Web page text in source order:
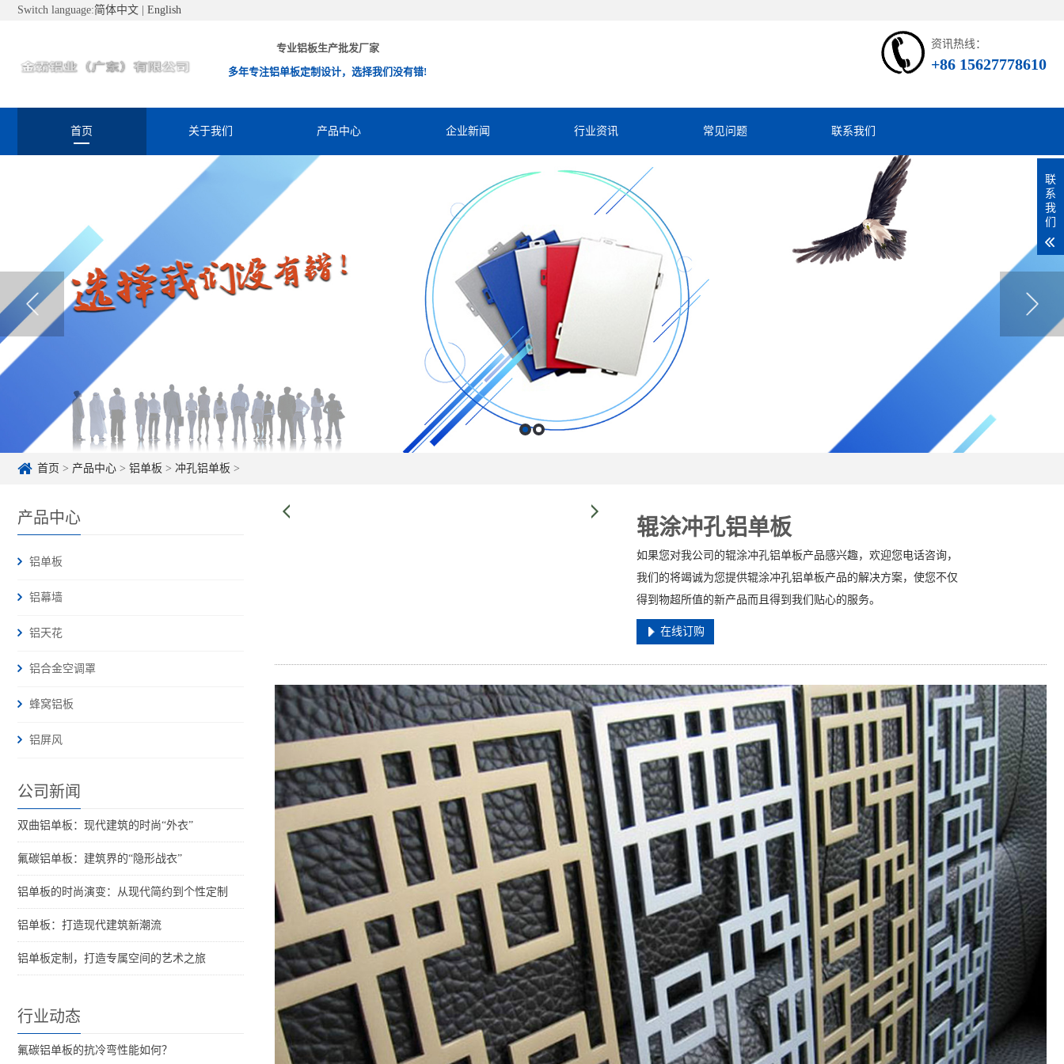
Switch language:简体中文 English
专业铝板生产批发厂家
多年专注铝单板定制设计，选择我们没有错!
资讯热线：
+86 15627778610
首页 关于我们 产品中心 企业新闻 行业资讯 常见问题 联系我们
首页 > 产品中心 > 铝单板 > 冲孔铝单板 >
产品中心
铝单板
铝幕墙
铝天花
铝合金空调罩
蜂窝铝板
铝屏风
公司新闻
双曲铝单板：现代建筑的时尚“外衣”
氟碳铝单板：建筑界的“隐形战衣”
铝单板的时尚演变：从现代简约到个性定制
铝单板：打造现代建筑新潮流
铝单板定制，打造专属空间的艺术之旅
行业动态
氟碳铝单板的抗冷弯性能如何？
辊涂冲孔铝单板
如果您对我公司的辊涂冲孔铝单板产品感兴趣，欢迎您电话咨询，
我们的将竭诚为您提供辊涂冲孔铝单板产品的解决方案，使您不仅
得到物超所值的新产品而且得到我们贴心的服务。
在线订购
联
系
我
们